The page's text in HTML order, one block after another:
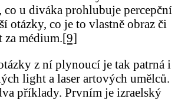
co u diváka prohlubuje percepční
otázky, co je to vlastně obraz či
za médium.[9]
z ní plynoucí je tak patrná i
light a laser artových umělců.
příklady. Prvním je izraelský